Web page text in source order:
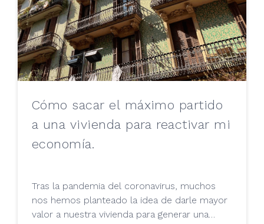
Cómo sacar el máximo partido
a una vivienda para reactivar mi
economía.
Tras la pandemia del coronavirus, muchos
nos hemos planteado la idea de darle mayor
valor a nuestra vivienda para generar una